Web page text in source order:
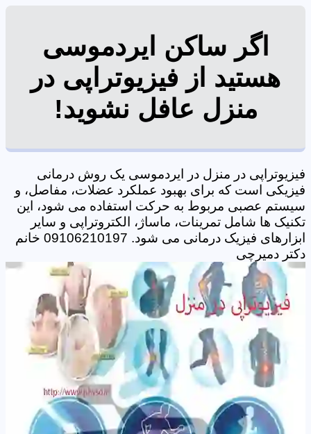
اگر ساکن ایردموسی
هستید از فیزیوتراپی در
منزل عافل نشوید!
فیزیوتراپی در منزل در ایردموسی یک روش درمانی
فیزیکی است که برای بهبود عملکرد عضلات، مفاصل، و
سیستم عصبی مربوط به حرکت استفاده می شود، این
تکنیک ها شامل تمرینات، ماساژ، الکتروتراپی و سایر
ابزارهای فیزیک درمانی می شود. 09106210197 خانم
دکتر دمیرچی